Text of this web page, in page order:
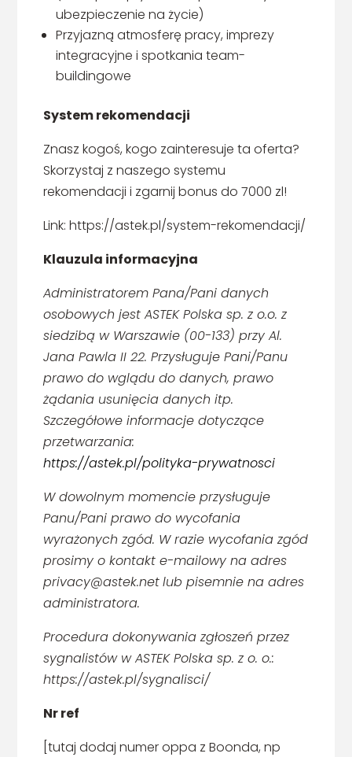
ubezpieczenie na życie)
Przyjazną atmosferę pracy, imprezy
integracyjne i spotkania team-
buildingowe
System rekomendacji
Znasz kogoś, kogo zainteresuje ta oferta?
Skorzystaj z naszego systemu
rekomendacji i zgarnij bonus do 7000 zl!
Link: https://astek.pl/system-rekomendacji/
Klauzula informacyjna
Administratorem Pana/Pani danych
osobowych jest ASTEK Polska sp. z o.o. z
siedzibą w Warszawie (00-133) przy Al.
Jana Pawla II 22. Przysługuje Pani/Panu
prawo do wglądu do danych, prawo
żądania usunięcia danych itp.
Szczegółowe informacje dotyczące
przetwarzania:
https://astek.pl/polityka-prywatnosci
W dowolnym momencie przysługuje
Panu/Pani prawo do wycofania
wyrażonych zgód. W razie wycofania zgód
prosimy o kontakt e-mailowy na adres
privacy@astek.netlub pisemnie na adres
administratora.
Procedura dokonywania zgłoszeń przez
sygnalistów w ASTEK Polska sp. z o. o.:
https://astek.pl/sygnalisci/
Nr ref
[tutaj dodaj numer oppa z Boonda, np